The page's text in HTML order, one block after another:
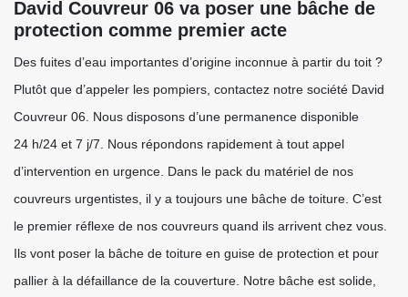
David Couvreur 06 va poser une bâche de
protection comme premier acte
Des fuites d’eau importantes d’origine inconnue à partir du toit ?
Plutôt que d’appeler les pompiers, contactez notre société David
Couvreur 06. Nous disposons d’une permanence disponible
24 h/24 et 7 j/7. Nous répondons rapidement à tout appel
d’intervention en urgence. Dans le pack du matériel de nos
couvreurs urgentistes, il y a toujours une bâche de toiture. C’est
le premier réflexe de nos couvreurs quand ils arrivent chez vous.
Ils vont poser la bâche de toiture en guise de protection et pour
pallier à la défaillance de la couverture. Notre bâche est solide,